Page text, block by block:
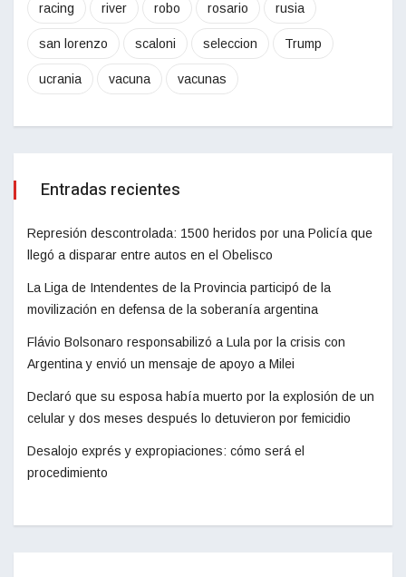
racing river robo rosario rusia
san lorenzo scaloni seleccion Trump
ucrania vacuna vacunas
Entradas recientes
Represión descontrolada: 1500 heridos por una Policía que
llegó a disparar entre autos en el Obelisco
La Liga de Intendentes de la Provincia participó de la
movilización en defensa de la soberanía argentina
Flávio Bolsonaro responsabilizó a Lula por la crisis con
Argentina y envió un mensaje de apoyo a Milei
Declaró que su esposa había muerto por la explosión de un
celular y dos meses después lo detuvieron por femicidio
Desalojo exprés y expropiaciones: cómo será el
procedimiento